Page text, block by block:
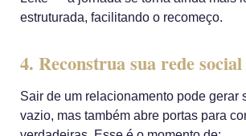
estruturada, facilitando o recomeço.
4. Reconstrua sua rede
Sair de um relacionamento pode gerar
vazio, mas também abre portas para